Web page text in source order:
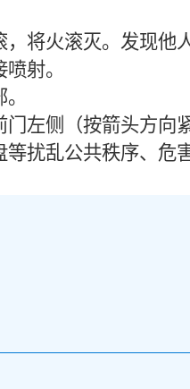
将火滚灭。发现他
射。
左侧（按箭头方向
扰乱公共秩序、危